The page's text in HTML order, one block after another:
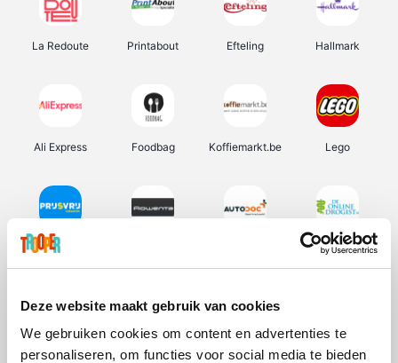
Deze website maakt gebruik van cookies
We gebruiken cookies om content en advertenties te
personaliseren, om functies voor social media te bieden
La Redoute Printabout Efteling Hallmark
Ali Express Foodbag Koffiemarkt.be Lego
Prijsvrij De Online Drogist
Vidaxl Lampenlicht.be Plopsa Adidas